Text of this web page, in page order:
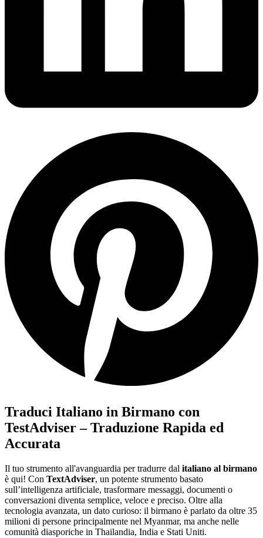
Traduci Italiano in Birmano con
TestAdviser – Traduzione Rapida ed
Accurata
Il tuo strumento all'avanguardia per tradurre dal italiano al birmano
è qui! Con TextAdviser, un potente strumento basato
sull’intelligenza artificiale, trasformare messaggi, documenti o
conversazioni diventa semplice, veloce e preciso. Oltre alla
tecnologia avanzata, un dato curioso: il birmano è parlato da oltre 35
milioni di persone principalmente nel Myanmar, ma anche nelle
comunità diasporiche in Thailandia, India e Stati Uniti.